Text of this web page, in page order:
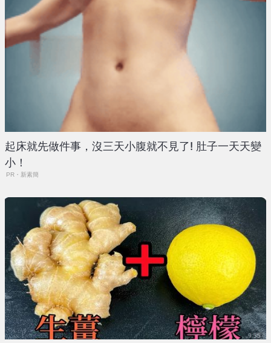
起床就先做件事，沒三天小腹就不見了! 肚子一天天變
小！
PR・新素簡